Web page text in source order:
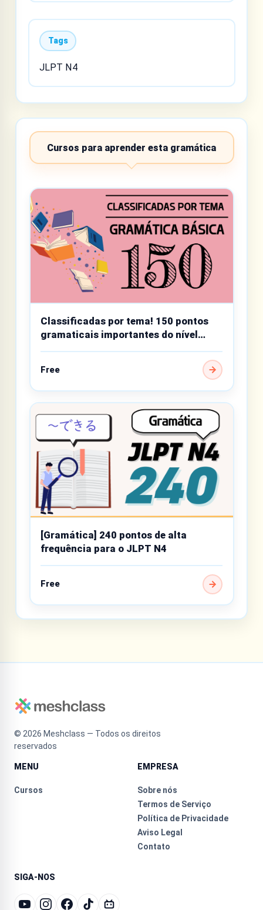
Tags
JLPT N4
Cursos para aprender esta gramática
Classificadas por tema! 150 pontos
gramaticais importantes do nível
Free
[Gramática] 240 pontos de alta
frequência para o JLPT N4
Free
© 2026 Meshclass — Todos os direitos
reservados
MENU
Cursos
EMPRESA
Sobre nós
Termos de Serviço
Política de Privacidade
Aviso Legal
Contato
SIGA-NOS